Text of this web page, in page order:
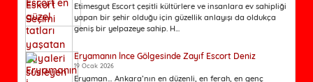
Etimesgut Escort çeşitli kültürlere ve insanlara ev sahipliği
yapan bir şehir olduğu için güzellik anlayışı da oldukça
geniş bir yelpazeye sahip. H...
Eryamanın İnce Gölgesinde Zayıf Escort Deniz
19 Ocak 2026
Eryaman… Ankara’nın en düzenli, en ferah, en genç